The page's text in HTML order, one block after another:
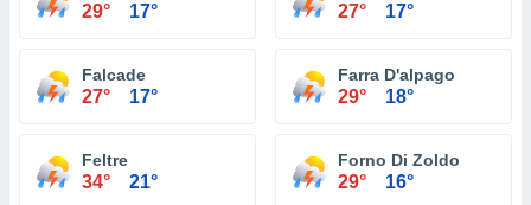
29° 17° 27° 17°
Falcade
27° 17°
Farra D'alpago
29° 18°
Feltre
34° 21°
Forno Di Zoldo
29° 16°